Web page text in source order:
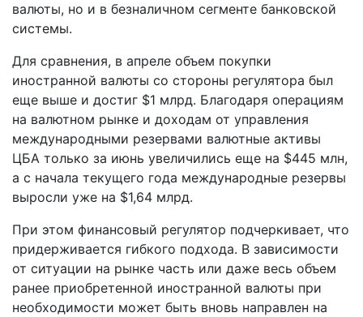
валюты, но и в безналичном сегменте банковской
системы.
Для сравнения, в апреле объем покупки
иностранной валюты со стороны регулятора был
еще выше и достиг $1 млрд. Благодаря операциям
на валютном рынке и доходам от управления
международными резервами валютные активы
ЦБА только за июнь увеличились еще на $445 млн,
а с начала текущего года международные резервы
выросли уже на $1,64 млрд.
При этом финансовый регулятор подчеркивает, что
придерживается гибкого подхода. В зависимости
от ситуации на рынке часть или даже весь объем
ранее приобретенной иностранной валюты при
необходимости может быть вновь направлен на